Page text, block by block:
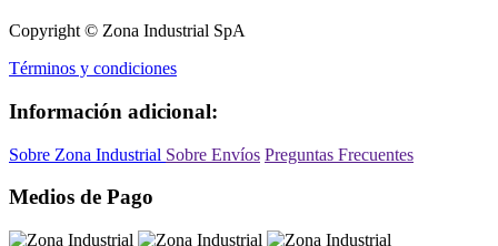
Copyright © Zona Industrial SpA
Términos y condiciones
Información adicional:
Sobre Zona Industrial Sobre Envíos Preguntas Frecuentes
Medios de Pago